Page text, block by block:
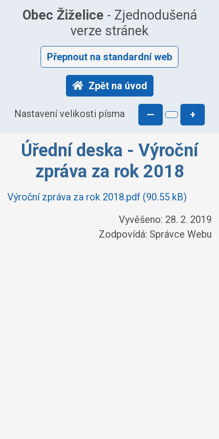
Obec Žiželice - Zjednodušená
verze stránek
Přepnout na standardní web
Zpět na úvod
Nastavení velikosti písma — +
Úřední deska - Výroční
zpráva za rok 2018
Výroční zpráva za rok 2018.pdf (90.55 kB)
Vyvěšeno: 28. 2. 2019
Zodpovídá: Správce Webu